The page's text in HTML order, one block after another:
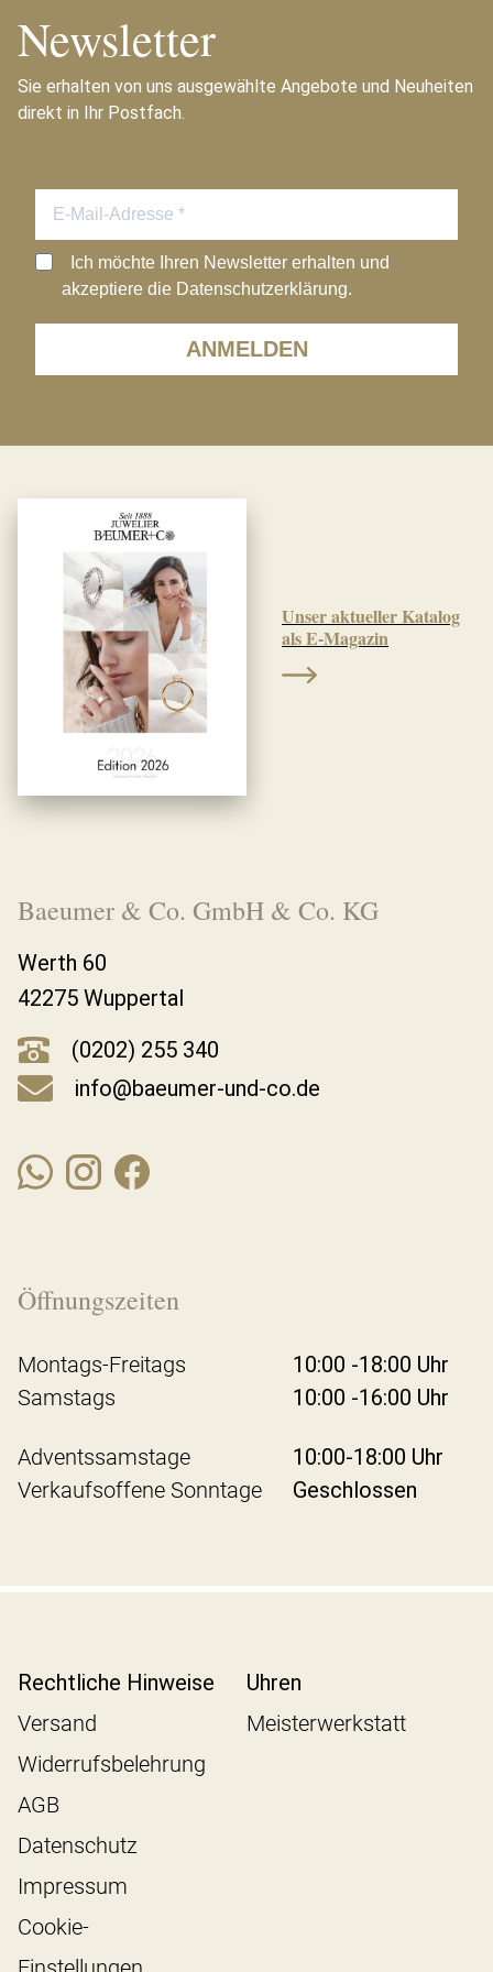
Newsletter
Sie erhalten von uns ausgewählte Angebote und Neuheiten
direkt in Ihr Postfach.
ANMELDEN
Ich möchte Ihren Newsletter erhalten und
akzeptiere die Datenschutzerklärung.
Unser aktueller Katalog
als E-Magazin
Baeumer & Co. GmbH & Co. KG
Werth 60
42275 Wuppertal
(0202) 255 340
info@baeumer-und-co.de
Öffnungszeiten
Montags-Freitags
10:00 -18:00 Uhr
Samstags
10:00 -16:00 Uhr
Adventssamstage
10:00-18:00 Uhr
Verkaufsoffene Sonntage
Geschlossen
Rechtliche Hinweise
Versand
Widerrufsbelehrung
AGB
Datenschutz
Impressum
Cookie-
Uhren
Meisterwerkstatt